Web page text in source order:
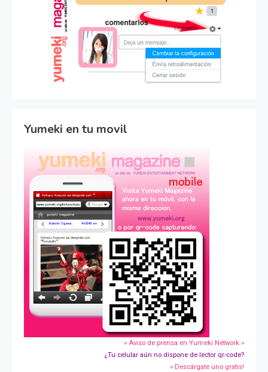
Yumeki en tu movil
» Aviso de prensa en Yumeki Network »
¿Tu celular aún no dispone de lector qr-code?
» Descárgate uno gratis!